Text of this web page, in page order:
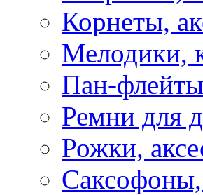
Корнеты,
Мелодики,
Пан-флейты
Ремни для
Рожки,
Саксофоны,